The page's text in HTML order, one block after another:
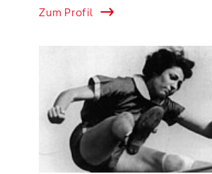
Zum Profil